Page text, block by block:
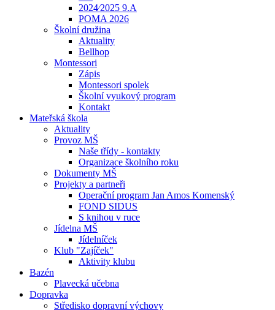
2024⁄2025 9.A
POMA 2026
Školní družina
Aktuality
Bellhop
Montessori
Zápis
Montessori spolek
Školní vyukový program
Kontakt
Mateřská škola
Aktuality
Provoz MŠ
Naše třídy - kontakty
Organizace školního roku
Dokumenty MŠ
Projekty a partneři
Operační program Jan Amos Komenský
FOND SIDUS
S knihou v ruce
Jídelna MŠ
Jídelníček
Klub "Zajíček"
Aktivity klubu
Bazén
Plavecká učebna
Dopravka
Středisko dopravní výchovy